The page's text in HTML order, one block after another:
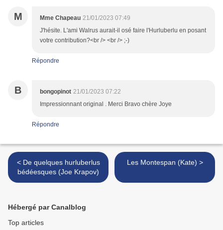
M Mme Chapeau 21/01/2023 07:49
J'hésite. L'ami Walrus aurait-il osé faire l'Hurluberlu en posant
votre contribution?<br /> <br /> ;-)
Répondre
B bongopinot 21/01/2023 07:22
Impressionnant original . Merci Bravo chère Joye
Répondre
< De quelques hurluberlus
bédéesques (Joe Krapov)
Les Montespan (Kate) >
Hébergé par Canalblog
Top articles